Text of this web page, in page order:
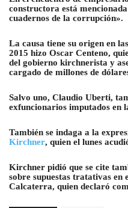
constructora está
cuadernos de la corrupción».
La causa tiene su origen en
2015 hizo Oscar Centeno,
del gobierno kirchnerista y
cargado de millones de
Salvo uno, Claudio Uberti,
exfuncionarios imputados en
También se indaga a la
Kirchner, quien el lunes
Kirchner pidió que se cite
sobre supuestas tratativas en
Calcaterra, quien declaró